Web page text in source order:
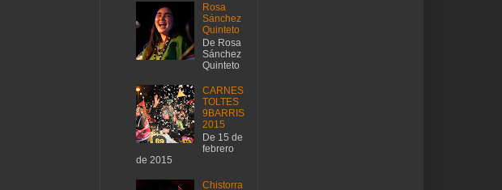
Rosa
Sánchez
Quinteto
De Rosa
Sánchez
Quinteto
CARNES
TOLTES
9BARRIS
2015
De 15 de
febrero
de 2015
Chistorra